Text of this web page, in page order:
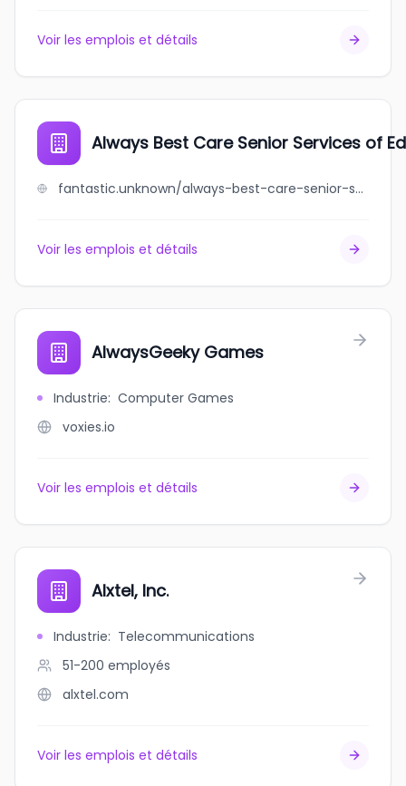
Voir les emplois et détails
Always Best Care Senior Services of
fantastic.unknown/always-best-care-senior-services-of-edmonton
Voir les emplois et détails
AlwaysGeeky Games
Industrie: Computer Games
voxies.io
Voir les emplois et détails
Alxtel, Inc.
Industrie: Telecommunications
51-200 employés
alxtel.com
Voir les emplois et détails